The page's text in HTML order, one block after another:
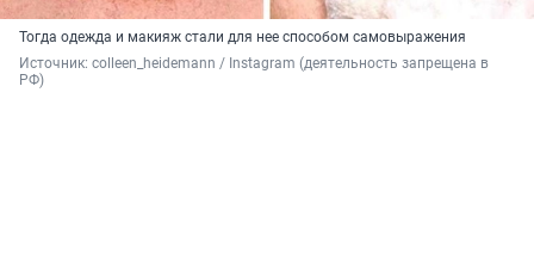
Тогда одежда и макияж стали для нее способом самовыражения
Источник: colleen_heidemann / Instagram (деятельность запрещена в
РФ)